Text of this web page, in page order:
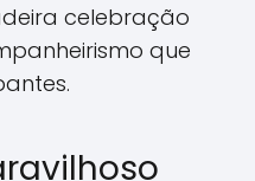
celebração
que